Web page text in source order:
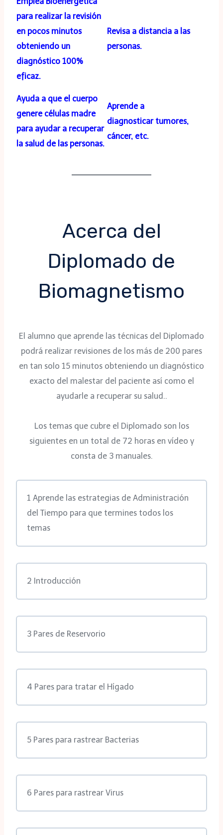
para realizar la revisión
en pocos minutos
obteniendo un
diagnóstico 100%
eficaz.
Revisa a distancia a las
personas.
Ayuda a que el cuerpo
genere células madre
para ayudar a recuperar
la salud de las personas.
Aprende a
diagnosticar tumores,
cáncer, etc.
Acerca del
Diplomado de
Biomagnetismo
El alumno que aprende las técnicas del Diplomado
podrá realizar revisiones de los más de 200 pares
en tan solo 15 minutos obteniendo un diagnóstico
exacto del malestar del paciente así como el
ayudarle a recuperar su salud..
Los temas que cubre el Diplomado son los
siguientes en un total de 72 horas en vídeo y
consta de 3 manuales.
1 Aprende las estrategias de Administración
del Tiempo para que termines todos los
temas
2 Introducción
3 Pares de Reservorio
4 Pares para tratar el Hígado
5 Pares para rastrear Bacterias
6 Pares para rastrear Virus